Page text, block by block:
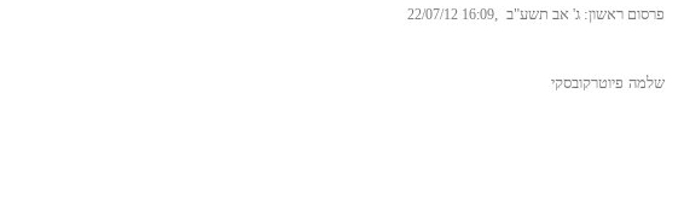
פרסום ראשון: ג' אב תשע"ב ,
22/07/12 16:09
שלמה פיוטרקובסקי